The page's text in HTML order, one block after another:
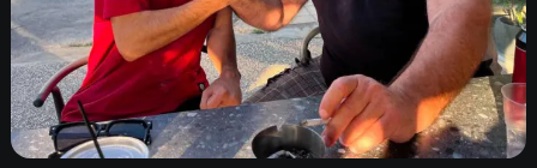
Α2 ΕΠΣΗ
Β1 ΕΠΣΗ
Β2 ΕΠΣΗ